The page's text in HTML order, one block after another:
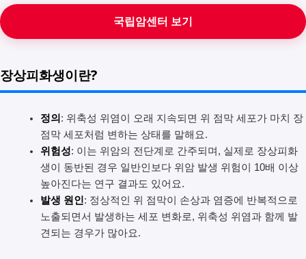
국립암센터 보기
장상피화생이란?
정의 : 위축성 위염이 오래 지속되면 위 점막 세포가 마치 장
점막 세포처럼 변하는 상태를 말해요.
위험성: 이는 위암의 전단계로 간주되며, 실제로 장상피화
생이 동반된 경우 일반인보다 위암 발생 위험이 10배 이상
높아진다는 연구 결과도 있어요.
발생 원인: 정상적인 위 점막이 손상과 염증에 반복적으로
노출되면서 발생하는 세포 변화로, 위축성 위염과 함께 발
견되는 경우가 많아요.